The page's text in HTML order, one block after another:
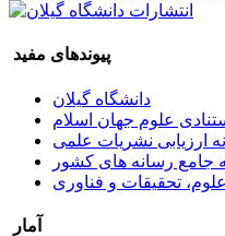
پیوندهای مفید
دانشگاه گیلان
علوم جهان اسلام
ارزیابی نشریات علمی
جامع رسانه های کشور
تحقیقات و فناوری
آمار